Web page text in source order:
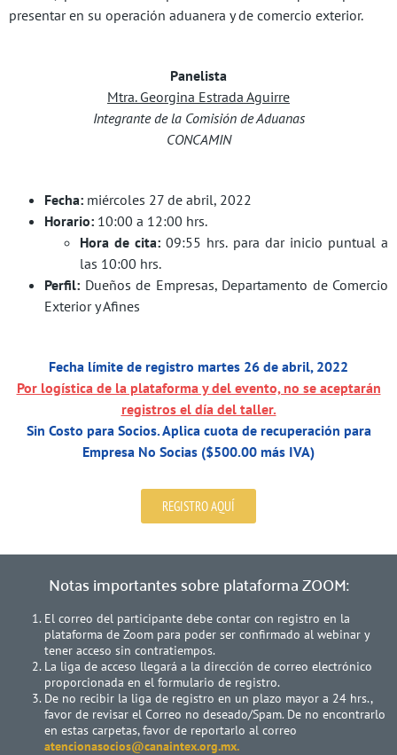
presentar en su operación aduanera y de comercio exterior.
Panelista
Mtra. Georgina Estrada Aguirre
Integrante de la Comisión de Aduanas
CONCAMIN
Fecha: miércoles 27 de abril, 2022
Horario: 10:00 a 12:00 hrs.
Hora de cita: 09:55 hrs. para dar inicio puntual a
las 10:00 hrs.
Perfil: Dueños de Empresas, Departamento de Comercio
Exterior y Afines
Fecha límite de registro martes 26 de abril, 2022
Por logística de la plataforma y del evento, no se aceptarán
registros el día del taller.
Sin Costo para Socios. Aplica cuota de recuperación para
Empresa No Socias ($500.00 más IVA)
REGISTRO AQUÍ
Notas importantes sobre plataforma ZOOM:
El correo del participante debe contar con registro en la
plataforma de Zoom para poder ser confirmado al webinar y
tener acceso sin contratiempos.
La liga de acceso llegará a la dirección de correo electrónico
proporcionada en el formulario de registro.
De no recibir la liga de registro en un plazo mayor a 24 hrs.,
favor de revisar el Correo no deseado/Spam. De no encontrarlo
en estas carpetas, favor de reportarlo al correo
atencionasocios@canaintex.org.mx.